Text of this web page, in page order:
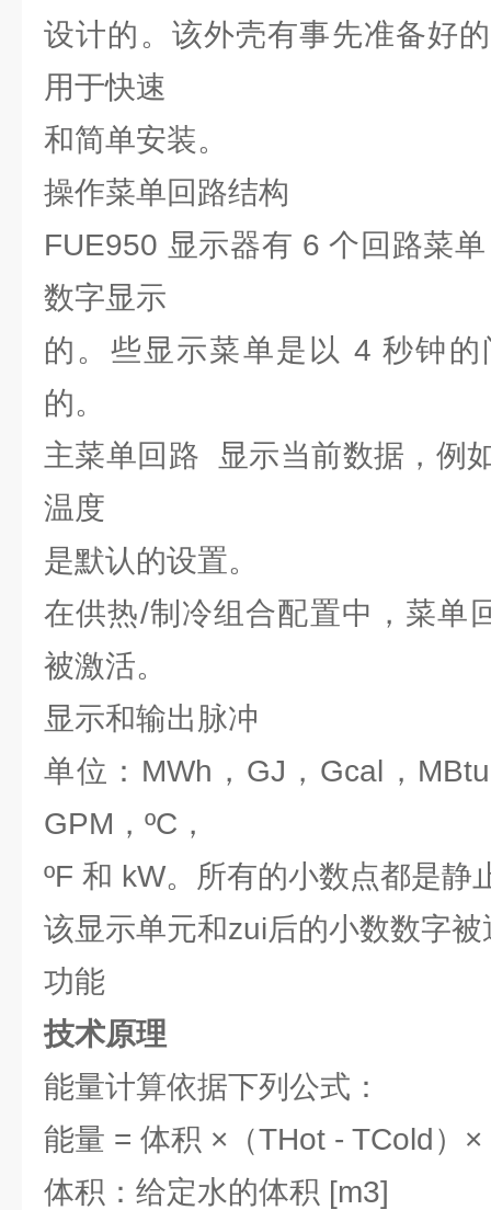
设计的。该外壳有事先准备好
用于快速
和简单安装。
操作菜单回路结构
FUE950 显示器有 6 个回路菜
数字显示
的。些显示菜单是以 4 秒钟
的。
主菜单回路 显示当前数据，例
温度
是默认的设置。
在供热/制冷组合配置中，菜单
被激活。
显示和输出脉冲
单位：MWh，GJ，Gcal，
GPM，ºC，
ºF 和 kW。所有的小数点都是静
该显示单元和zui后的小数数字
功能
技术原理
能量计算依据下列公式：
能量 = 体积 ×（THot - TCold）
体积：给定水的体积 [m3]